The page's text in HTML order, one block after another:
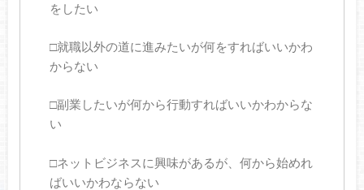
をしたい
□就職以外の道に進みたいが何をすればいいかわ
からない
□副業したいが何から行動すればいいかわからな
い
□ネットビジネスに興味があるが、何から始めれ
ばいいかわならない